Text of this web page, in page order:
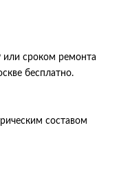
сроком ремонта
бесплатно.
составом